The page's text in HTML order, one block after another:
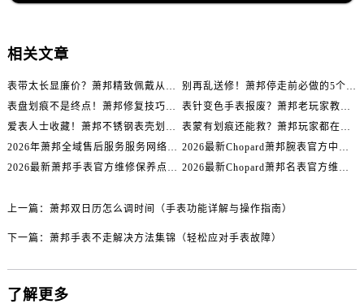
内蒙古自治区乌海市海勃湾区人民南路萧邦售后服务中心（需提前预约）
山西省晋城市城区黄华街萧邦售后服务中心（需提前预约）
山西省晋中市榆次区顺城街萧邦售后服务中心（需提前预约）
山西省临汾市尧都区解放路萧邦售后服务中心（需提前预约）
相关文章
表带太长显廉价？萧邦精致佩戴从调整开始！
别再乱送修！萧邦停走前必做的5个自检步骤
表盘划痕不是终点！萧邦修复技巧助你重拾自信
表针变色手表报废？萧邦老玩家教你正确应对
爱表人士收藏！萧邦不锈钢表壳划痕修复指南
表蒙有划痕还能救？萧邦玩家都在用的修复方法
2026年萧邦全域售后服务服务网络迭代升级公告（最新电话及地址）
2026最新Chopard萧邦腕表官方中心网点地址实地探访报告
2026最新萧邦手表官方维修保养点地址考察报告
2026最新Chopard萧邦名表官方维修服务点地址调研报告
上一篇： 萧邦双日历怎么调时间（手表功能详解与操作指南）
下一篇： 萧邦手表不走解决方法集锦（轻松应对手表故障）
了解更多